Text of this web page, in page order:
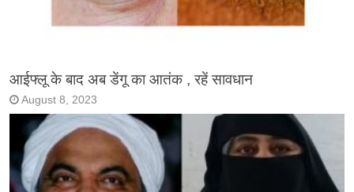
आईफ्लू के बाद अब डेंगू का आतंक , रहें सावधान
August 8, 2023